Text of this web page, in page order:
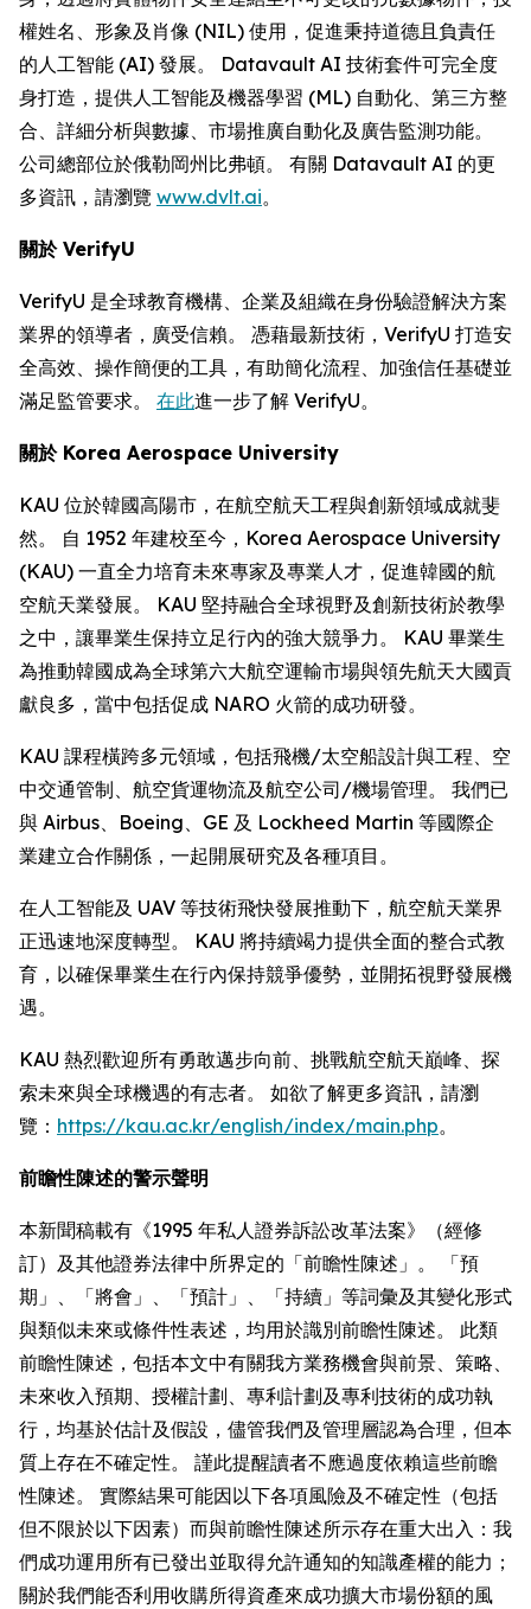
權姓名、形象及肖像 (NIL) 使用，促進秉持道德且負責任
的人工智能 (AI) 發展。 Datavault AI 技術套件可完全度
身打造，提供人工智能及機器學習 (ML) 自動化、第三方整
合、詳細分析與數據、市場推廣自動化及廣告監測功能。
公司總部位於俄勒岡州比弗頓。 有關 Datavault AI 的更
多資訊，請瀏覽 www.dvlt.ai。
關於 VerifyU
VerifyU 是全球教育機構、企業及組織在身份驗證解決方案
業界的領導者，廣受信賴。 憑藉最新技術，VerifyU 打造安
全高效、操作簡便的工具，有助簡化流程、加強信任基礎並
滿足監管要求。 在此進一步了解 VerifyU。
關於 Korea Aerospace University
KAU 位於韓國高陽市，在航空航天工程與創新領域成就斐
然。 自 1952 年建校至今，Korea Aerospace University
(KAU) 一直全力培育未來專家及專業人才，促進韓國的航
空航天業發展。 KAU 堅持融合全球視野及創新技術於教學
之中，讓畢業生保持立足行內的強大競爭力。 KAU 畢業生
為推動韓國成為全球第六大航空運輸市場與領先航天大國貢
獻良多，當中包括促成 NARO 火箭的成功研發。
KAU 課程橫跨多元領域，包括飛機/太空船設計與工程、空
中交通管制、航空貨運物流及航空公司/機場管理。 我們已
與 Airbus、Boeing、GE 及 Lockheed Martin 等國際企
業建立合作關係，一起開展研究及各種項目。
在人工智能及 UAV 等技術飛快發展推動下，航空航天業界
正迅速地深度轉型。 KAU 將持續竭力提供全面的整合式教
育，以確保畢業生在行內保持競爭優勢，並開拓視野發展機
遇。
KAU 熱烈歡迎所有勇敢邁步向前、挑戰航空航天巔峰、探
索未來與全球機遇的有志者。 如欲了解更多資訊，請瀏
覽： https://kau.ac.kr/english/index/main.php。
前瞻性陳述的警示聲明
本新聞稿載有《1995 年私人證券訴訟改革法案》（經修
訂）及其他證券法律中所界定的「前瞻性陳述」。 「預
期」、「將會」、「預計」、「持續」等詞彙及其變化形式
與類似未來或條件性表述，均用於識別前瞻性陳述。 此類
前瞻性陳述，包括本文中有關我方業務機會與前景、策略、
未來收入預期、授權計劃、專利計劃及專利技術的成功執
行，均基於估計及假設，儘管我們及管理層認為合理，但本
質上存在不確定性。 謹此提醒讀者不應過度依賴這些前瞻
性陳述。 實際結果可能因以下各項風險及不確定性（包括
但不限於以下因素）而與前瞻性陳述所示存在重大出入：我
們成功運用所有已發出並取得允許通知的知識產權的能力；
關於我們能否利用收購所得資產來成功擴大市場份額的風